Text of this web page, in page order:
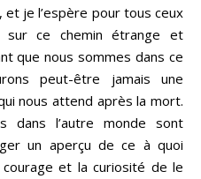
et je l’espère pour tous ceux
sur ce chemin étrange et
que nous sommes dans ce
peut-être jamais une
nous attend après la mort.
dans l’autre monde sont
un aperçu de ce à quoi
et la curiosité de le